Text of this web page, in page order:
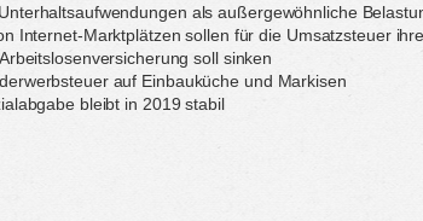
als außergewöhnliche
Internet-Marktplätzen sollen für die Umsatzsteuer
soll sinken
auf Einbauküche und Markisen
bleibt in 2019 stabil